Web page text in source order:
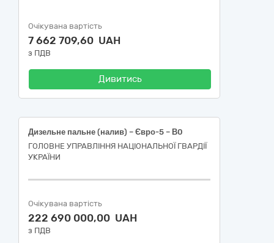
Очікувана вартість
7 662 709,60 UAH
з ПДВ
Дивитись
Дизельне пальне (налив) – Євро-5 – В0
ГОЛОВНЕ УПРАВЛІННЯ НАЦІОНАЛЬНОЇ ГВАРДІЇ
УКРАЇНИ
Очікувана вартість
222 690 000,00 UAH
з ПДВ